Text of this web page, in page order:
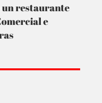
restaurante
e